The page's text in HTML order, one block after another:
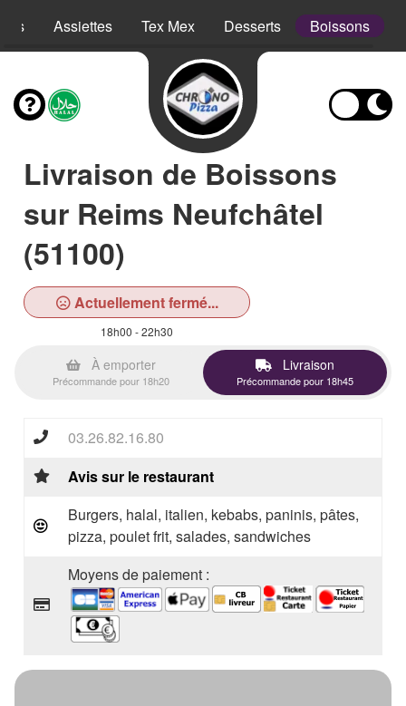
Assiettes Tex Mex Desserts Boissons
Livraison de Boissons
sur Reims Neufchâtel
(51100)
Actuellement fermé...
18h00 - 22h30
À emporter
Précommande pour 18h20
Livraison
Précommande pour 18h45
03.26.82.16.80
Avis sur le restaurant
Burgers, halal, italien, kebabs, paninis, pâtes,
pizza, poulet frit, salades, sandwiches
Moyens de paiement :